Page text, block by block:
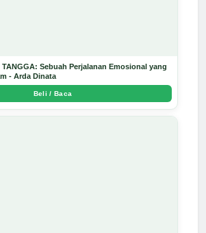
TANGGA: Sebuah Perjalanan Emosional yang
- Arda Dinata
Beli / Baca